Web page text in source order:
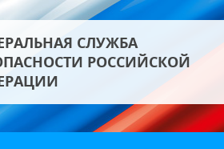
СЛУЖБА
РОССИЙСКОЙ